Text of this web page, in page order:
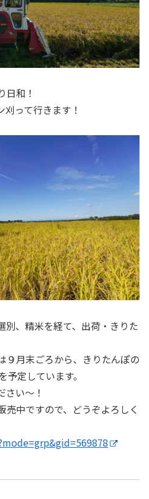
日和！
って行きます！
別、精米を経て、出荷・きりた
９月末ごろから、きりたんぽの
定しています。
い〜！
売中ですので、どうぞよろしく